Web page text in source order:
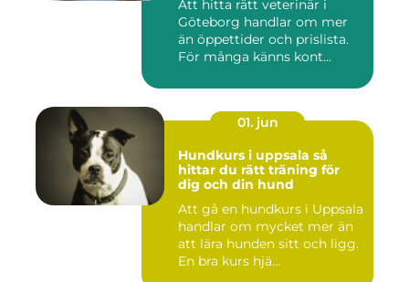
Att hitta rätt veterinär i
Göteborg handlar om mer
än öppettider och prislista.
För många känns kont...
01. jun
Hundkurs i uppsala så
hittar du rätt träning för
dig och din hund
Att gå en hundkurs i Uppsala
handlar om mycket mer än
att lära hunden sitt och ligg.
En bra kurs hjä...